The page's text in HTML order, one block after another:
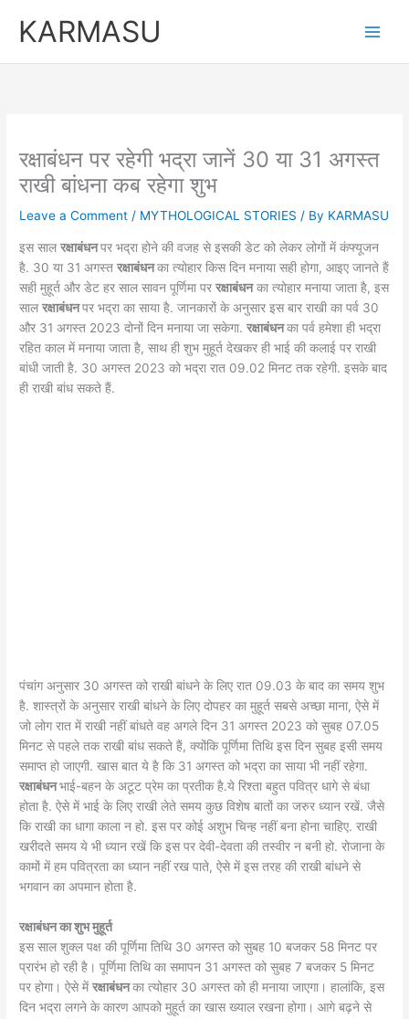
KARMASU
रक्षाबंधन पर रहेगी भद्रा जानें 30 या 31 अगस्त
राखी बांधना कब रहेगा शुभ
Leave a Comment / MYTHOLOGICAL STORIES / By KARMASU
इस सालरक्षाबंधनपर भद्रा होने की वजह से इसकी डेट को लेकर लोगों में कंफ्यूजन
है. 30 या 31 अगस्तरक्षाबंधनका त्योहार किस दिन मनाया सही होगा, आइए जानते हैं
सही मुहूर्त और डेट हर साल सावन पूर्णिमा पररक्षाबंधनका त्योहार मनाया जाता है, इस
सालरक्षाबंधनपर भद्रा का साया है. जानकारों के अनुसार इस बार राखी का पर्व 30
और 31 अगस्त 2023 दोनों दिन मनाया जा सकेगा.रक्षाबंधनका पर्व हमेशा ही भद्रा
रहित काल में मनाया जाता है, साथ ही शुभ मुहूर्त देखकर ही भाई की कलाई पर राखी
बांधी जाती है. 30 अगस्त 2023 को भद्रा रात 09.02 मिनट तक रहेगी. इसके बाद
ही राखी बांध सकते हैं.
पंचांग अनुसार 30 अगस्त को राखी बांधने के लिए रात 09.03 के बाद का समय शुभ
है. शास्त्रों के अनुसार राखी बांधने के लिए दोपहर का मुहूर्त सबसे अच्छा माना, ऐसे में
जो लोग रात में राखी नहीं बांधते वह अगले दिन 31 अगस्त 2023 को सुबह 07.05
मिनट से पहले तक राखी बांध सकते हैं, क्योंकि पूर्णिमा तिथि इस दिन सुबह इसी समय
समाप्त हो जाएगी. खास बात ये है कि 31 अगस्त को भद्रा का साया भी नहीं रहेगा.
रक्षाबंधनभाई-बहन के अटूट प्रेम का प्रतीक है.ये रिश्ता बहुत पवित्र धागे से बंधा
होता है. ऐसे में भाई के लिए राखी लेते समय कुछ विशेष बातों का जरुर ध्यान रखें. जैसे
कि राखी का धागा काला न हो. इस पर कोई अशुभ चिन्ह नहीं बना होना चाहिए. राखी
खरीदते समय ये भी ध्यान रखें कि इस पर देवी-देवता की तस्वीर न बनी हो. रोजाना के
कामों में हम पवित्रता का ध्यान नहीं रख पाते, ऐसे में इस तरह की राखी बांधने से
भगवान का अपमान होता है.
रक्षाबंधन का शुभ मुहूर्त
इस साल शुक्ल पक्ष की पूर्णिमा तिथि 30 अगस्त को सुबह 10 बजकर 58 मिनट पर
प्रारंभ हो रही है। पूर्णिमा तिथि का समापन 31 अगस्त को सुबह 7 बजकर 5 मिनट
पर होगा। ऐसे मेंरक्षाबंधनका त्योहार 30 अगस्त को ही मनाया जाएगा। हालांकि, इस
दिन भद्रा लगने के कारण आपको मुहूर्त का खास ख्याल रखना होगा। आगे बढ़ने से